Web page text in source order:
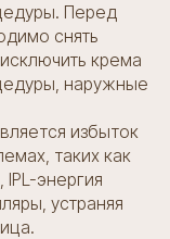
Перед
снять
крема
наружные
избыток
таких как
энергия
устраняя